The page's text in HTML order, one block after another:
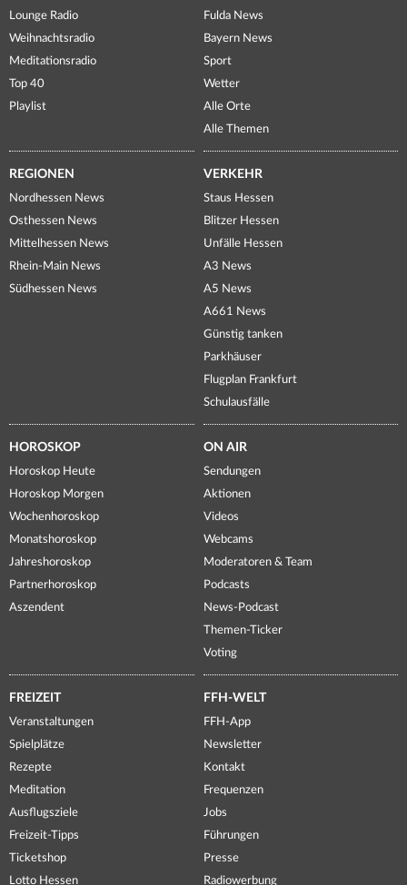
Lounge Radio
Weihnachtsradio
Meditationsradio
Top 40
Playlist
Fulda News
Bayern News
Sport
Wetter
Alle Orte
Alle Themen
REGIONEN
Nordhessen News
Osthessen News
Mittelhessen News
Rhein-Main News
Südhessen News
VERKEHR
Staus Hessen
Blitzer Hessen
Unfälle Hessen
A3 News
A5 News
A661 News
Günstig tanken
Parkhäuser
Flugplan Frankfurt
Schulausfälle
HOROSKOP
Horoskop Heute
Horoskop Morgen
Wochenhoroskop
Monatshoroskop
Jahreshoroskop
Partnerhoroskop
Aszendent
ON AIR
Sendungen
Aktionen
Videos
Webcams
Moderatoren & Team
Podcasts
News-Podcast
Themen-Ticker
Voting
FREIZEIT
Veranstaltungen
Spielplätze
Rezepte
Meditation
Ausflugsziele
Freizeit-Tipps
Ticketshop
Lotto Hessen
FFH-WELT
FFH-App
Newsletter
Kontakt
Frequenzen
Jobs
Führungen
Presse
Radiowerbung